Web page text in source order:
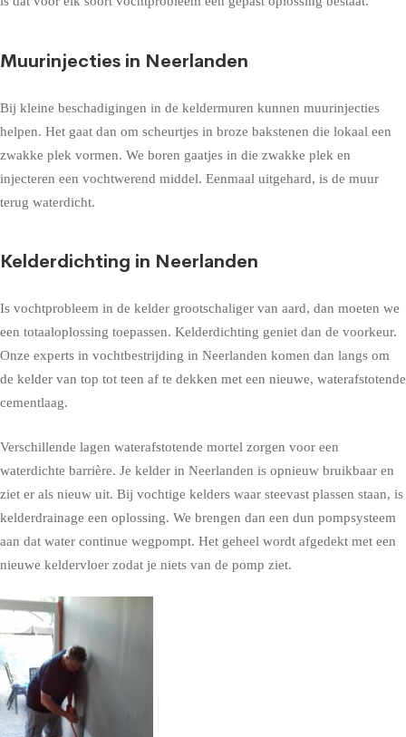
Muurinjecties in Neerlanden
Bij kleine beschadigingen in de keldermuren kunnen muurinjecties
helpen. Het gaat dan om scheurtjes in broze bakstenen die lokaal een
zwakke plek vormen. We boren gaatjes in die zwakke plek en
injecteren een vochtwerend middel. Eenmaal uitgehard, is de muur
terug waterdicht.
Kelderdichting in Neerlanden
Is vochtprobleem in de kelder grootschaliger van aard, dan moeten we
een totaaloplossing toepassen. Kelderdichting geniet dan de voorkeur.
Onze experts in vochtbestrijding in Neerlanden komen dan langs om
de kelder van top tot teen af te dekken met een nieuwe, waterafstotende
cementlaag.
Verschillende lagen waterafstotende mortel zorgen voor een
waterdichte barrière. Je kelder in Neerlanden is opnieuw bruikbaar en
ziet er als nieuw uit. Bij vochtige kelders waar steevast plassen staan, is
kelderdrainage een oplossing. We brengen dan een dun pompsysteem
aan dat water continue wegpompt. Het geheel wordt afgedekt met een
nieuwe keldervloer zodat je niets van de pomp ziet.